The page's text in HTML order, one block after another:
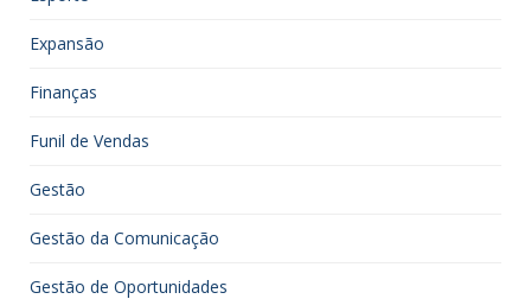
Expansão
Finanças
Funil de Vendas
Gestão
Gestão da Comunicação
Gestão de Oportunidades